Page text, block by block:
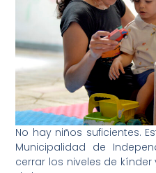
No hay niños suficientes.
Municipalidad de
cerrar los niveles de